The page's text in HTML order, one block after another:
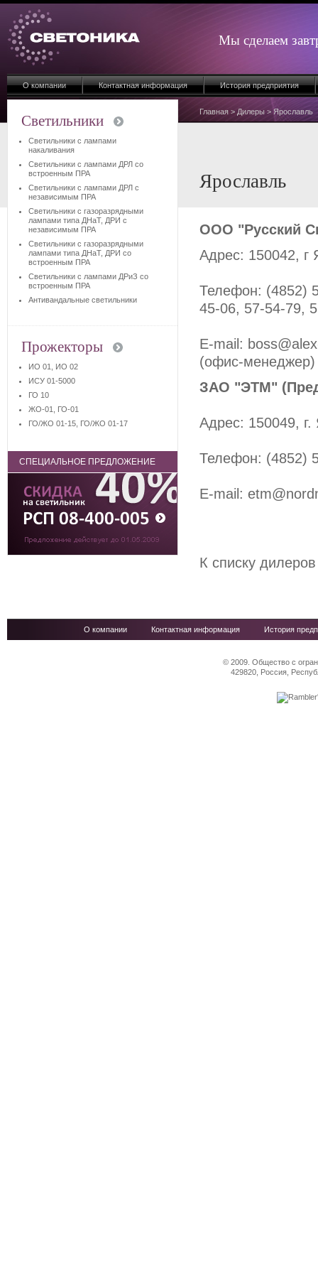
Мы сделаем
О компании Контактная информация История предприятия
Главная > Дилеры > Ярославль
Ярославль
ООО "Русский
Адрес: 150042, г
Телефон: (4852)
45-06, 57-54-79,
E-mail:
(офис-менеджер)
ЗАО "ЭТМ"
Адрес: 150049,
Телефон: (4852)
E-mail:
К списку дилеров
Светильники
Светильники с лампами
накаливания
Светильники с лампами ДРЛ со
встроенным ПРА
Светильники с лампами ДРЛ с
независимым ПРА
Светильники с газоразрядными
лампами типа ДНаТ, ДРИ с
независимым ПРА
Светильники с газоразрядными
лампами типа ДНаТ, ДРИ со
встроенным ПРА
Светильники с лампами ДРиЗ со
встроенным ПРА
Антивандальные светильники
Прожекторы
ИО 01, ИО 02
ИСУ 01-5000
ГО 10
ЖО-01, ГО-01
ГО/ЖО 01-15, ГО/ЖО 01-17
СПЕЦИАЛЬНОЕ ПРЕДЛОЖЕНИЕ
О компании Контактная информация История
© 2009. Общество с
429820, Россия,